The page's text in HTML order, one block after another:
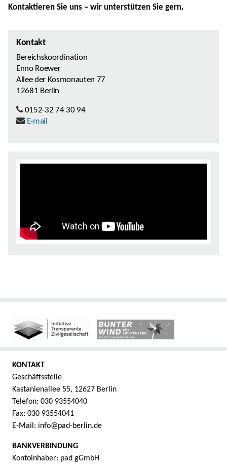
Kontaktieren Sie uns – wir unterstützen Sie gern.
Kontakt
Bereichskoordination
Enno Roewer
Allee der Kosmonauten 77
12681 Berlin
0152-32 74 30 94
E-mail
KONTAKT
Geschäftsstelle
Kastanienallee 55, 12627 Berlin
Telefon: 030 93554040
Fax: 030 93554041
E-Mail: info@pad-berlin.de
BANKVERBINDUNG
Kontoinhaber: pad gGmbH